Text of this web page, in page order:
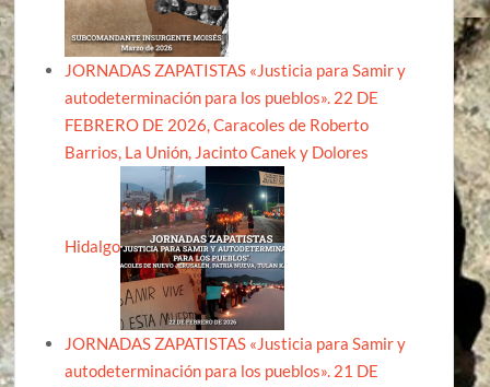
JORNADAS ZAPATISTAS «Justicia para Samir y
autodeterminación para los pueblos». 22 DE
FEBRERO DE 2026, Caracoles de Roberto
Barrios, La Unión, Jacinto Canek y Dolores
Hidalgo
JORNADAS ZAPATISTAS «Justicia para Samir y
autodeterminación para los pueblos». 21 DE